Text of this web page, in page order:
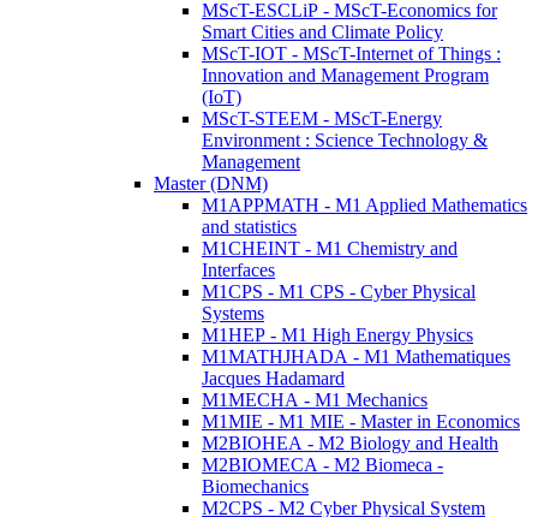
MScT-ESCLiP - MScT-Economics for
Smart Cities and Climate Policy
MScT-IOT - MScT-Internet of Things :
Innovation and Management Program
(IoT)
MScT-STEEM - MScT-Energy
Environment : Science Technology &
Management
Master (DNM)
M1APPMATH - M1 Applied Mathematics
and statistics
M1CHEINT - M1 Chemistry and
Interfaces
M1CPS - M1 CPS - Cyber Physical
Systems
M1HEP - M1 High Energy Physics
M1MATHJHADA - M1 Mathematiques
Jacques Hadamard
M1MECHA - M1 Mechanics
M1MIE - M1 MIE - Master in Economics
M2BIOHEA - M2 Biology and Health
M2BIOMECA - M2 Biomeca -
Biomechanics
M2CPS - M2 Cyber Physical System